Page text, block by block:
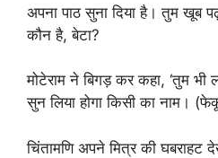
अपना पाठ सुना दिया है। तुम खूब
कौन है, बेटा?
मोटेराम ने बिगड़ कर कहा, ‘तुम भी
सुन लिया होगा किसी का नाम।
चिंतामणि अपने मित्र की